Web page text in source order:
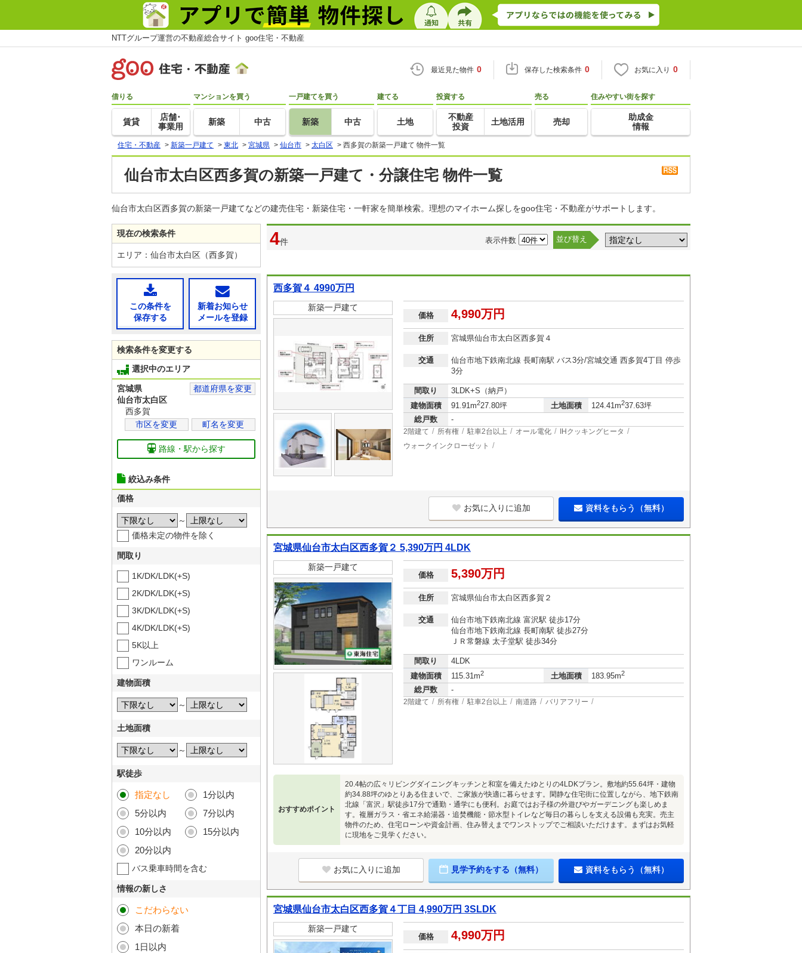
NTTグループ運営の不動産総合サイト goo住宅・不動産
最近見た物件 0 保存した検索条件 0 お気に入り 0
借りる
賃貸
店舗･
事業用
マンションを買う
新築 中古
一戸建てを買う
新築 中古
建てる
土地
投資する
不動産
投資
土地活用
売る
売却
住みやすい街を探す
助成金
情報
住宅・不動産 > 新築一戸建て > 東北 > 宮城県 > 仙台市 > 太白区 > 西多賀の新築一戸建て 物件一覧
仙台市太白区西多賀の新築一戸建て・分譲住宅 物件一覧
仙台市太白区西多賀の新築一戸建てなどの建売住宅・新築住宅・一軒家を簡単検索。理想のマイホーム探しをgoo住宅・不動産がサポートします。
4件 表示件数 並び替え
西多賀４ 4990万円
新築一戸建て
価格 4,990万円
住所 宮城県仙台市太白区西多賀４
交通
仙台市地下鉄南北線 長町南駅 バス3分/宮城交通 西多賀4丁目 停歩
3分
間取り
3LDK+S（納戸）
建物面積
91.91m227.80坪 土地面積 124.41m237.63坪
総戸数
-
2階建て 所有権 駐車2台以上 オール電化
IHクッキングヒータ
ウォークインクローゼット
お気に入りに追加 資料をもらう（無料）
宮城県仙台市太白区西多賀２ 5,390万円 4LDK
新築一戸建て
価格 5,390万円
住所 宮城県仙台市太白区西多賀２
交通
仙台市地下鉄南北線 富沢駅 徒歩17分
仙台市地下鉄南北線 長町南駅 徒歩27分
ＪＲ常磐線 太子堂駅 徒歩34分
間取り
4LDK
建物面積
115.31m2 土地面積 183.95m2
総戸数 -
2階建て 所有権 駐車2台以上 南道路 バリアフリー
おすすめポイント
20.4帖の広々リビングダイニングキッチンと和室を備えたゆとりの4LDKプラン。敷地約55.64坪・建物
約34.88坪のゆとりある住まいで、ご家族が快適に暮らせます。閑静な住宅街に位置しながら、地下鉄南
北線「富沢」駅徒歩17分で通勤・通学にも便利。お庭ではお子様の外遊びやガーデニングも楽しめま
す。複層ガラス・省エネ給湯器・追焚機能・節水型トイレなど毎日の暮らしを支える設備も充実。売主
物件のため、住宅ローンや資金計画、住み替えまでワンストップでご相談いただけます。まずはお気軽
に現地をご見学ください。
お気に入りに追加 見学予約をする（無料） 資料をもらう（無料）
宮城県仙台市太白区西多賀４丁目 4,990万円 3SLDK
新築一戸建て
価格 4,990万円
現在の検索条件
エリア：仙台市太白区（西多賀）
この条件を
保存する
新着お知らせ
メールを登録
検索条件を変更する
選択中のエリア
宮城県
都道府県を変更
仙台市太白区
西多賀
市区を変更
町名を変更
路線・駅から探す
絞込み条件
価格
～
価格未定の物件を除く
間取り
1K/DK/LDK(+S)
2K/DK/LDK(+S)
3K/DK/LDK(+S)
4K/DK/LDK(+S)
5K以上
ワンルーム
建物面積
～
土地面積
～
駅徒歩
指定なし
1分以内
5分以内
7分以内
10分以内
15分以内
20分以内
バス乗車時間を含む
情報の新しさ
こだわらない
本日の新着
1日以内